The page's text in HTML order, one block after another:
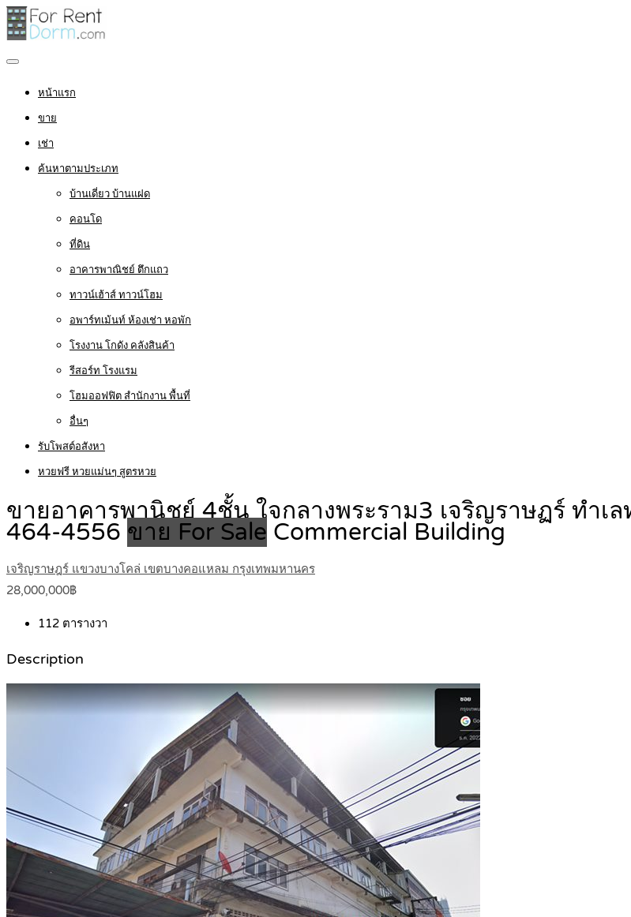
หน้าแรก
ขาย
เช่า
ค้นหาตามประเภท
บ้านเดี่ยว บ้านแฝด
คอนโด
ที่ดิน
อาคารพาณิชย์ ตึกแถว
ทาวน์เฮ้าส์ ทาวน์โฮม
อพาร์ทเม้นท์ ห้องเช่า หอพัก
โรงงาน โกดัง คลังสินค้า
รีสอร์ท โรงแรม
โฮมออฟฟิต สำนักงาน พื้นที่
อื่นๆ
รับโพสต์อสังหา
หวยฟรี หวยแม่นๆ สูตรหวย
ขายอาคารพานิชย์ 4ชั้น ใจกลางพระราม3 เจริญราษฏร์ ทำเ
464-4556 ขาย For Sale Commercial Building
เจริญราษฎร์ แขวงบางโคล่ เขตบางคอแหลม กรุงเทพมหานคร
28,000,000฿
112 ตารางวา
Description